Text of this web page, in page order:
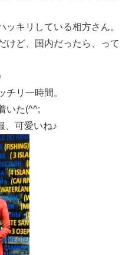
ッキリしている相方さん。
けど、国内だったら、って
チリ一時間。
いた(^^;
、可愛いね♪